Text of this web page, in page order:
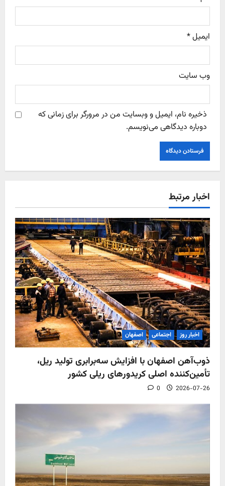
ایمیل*
وب‌ سایت
ذخیره نام، ایمیل و وبسایت من در مرورگر برای زمانی که
دوباره دیدگاهی می‌نویسم.
اخبار مرتبط
اخبار روز اجتماعی اصفهان
ذوب‌آهن اصفهان با افزایش سه‌برابری تولید ریل،
تأمین‌کننده اصلی کریدورهای ریلی کشور
2026-07-26
0